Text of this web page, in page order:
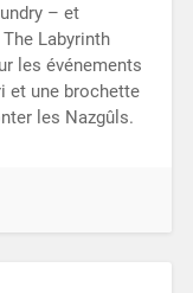
– et
Labyrinth
les événements
et une brochette
les Nazgûls.